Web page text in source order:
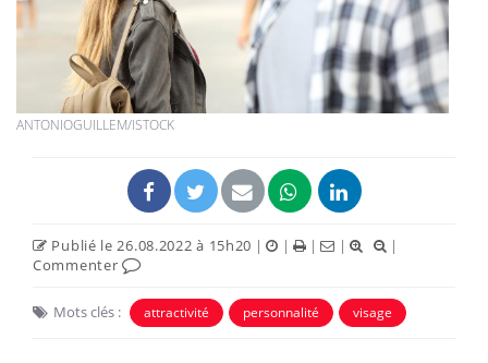
ANTONIOGUILLEM/ISTOCK
Publié le 26.08.2022 à 15h20 | | | |
|
Commenter
Mots clés : attractivité personnalité visage